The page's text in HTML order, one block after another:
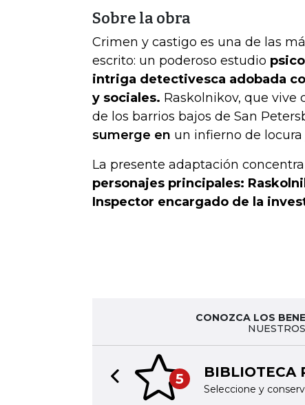
Sobre la obra
Crimen y castigo es una de las
escrito: un poderoso estudio
intriga detectivesca adobada
y sociales. Raskolnikov, que
de los barrios bajos de San
sumerge en un infierno de locura
La presente adaptación
personajes principales:
Inspector encargado de la
CONOZCA LOS
5 BIBLIOTECA
Seleccione y
Previous slide